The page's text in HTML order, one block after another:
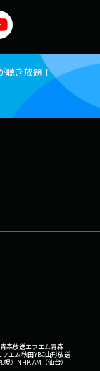
のタマゴまで選手を
のお天気と最新の
ます。 ▽07:08〜
NET 】 ネット
ースを読み解き、塚
MORE NEWS
のを“もう1つ”ピッ
なる」という話
WEATHER
HEADLINE
【 NOEVIR Song
テーマに沿って紹介
【 羽田フライト
ット TODAY'S
ていきます。 今日
NEWSもお届けし
ーツをONE
TREND ONE 】
業・人物などにフォ
〜 【
。 ▽08:32〜 【 龍
one/ メッセ
ハッシュタグは「#
聴き放題！
森放送エフエム青森
フエム秋田YBC山形放送
） NHK AM（仙台）